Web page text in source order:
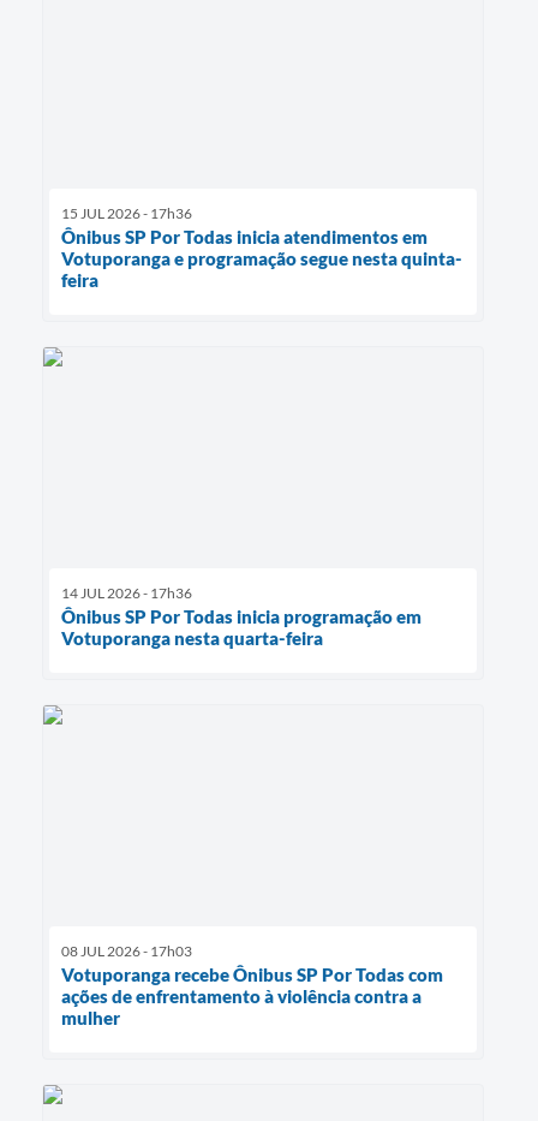
15 JUL 2026 - 17h36
Ônibus SP Por Todas inicia atendimentos em
Votuporanga e programação segue nesta quinta-
feira
14 JUL 2026 - 17h36
Ônibus SP Por Todas inicia programação em
Votuporanga nesta quarta-feira
08 JUL 2026 - 17h03
Votuporanga recebe Ônibus SP Por Todas com
ações de enfrentamento à violência contra a
mulher